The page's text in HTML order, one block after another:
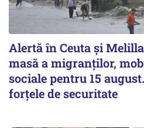
Alertă în Ceuta și
masă a migranților,
sociale pentru 15
forțele de securitate